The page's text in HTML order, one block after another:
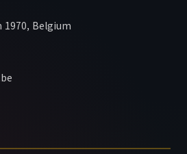
1970, Belgium